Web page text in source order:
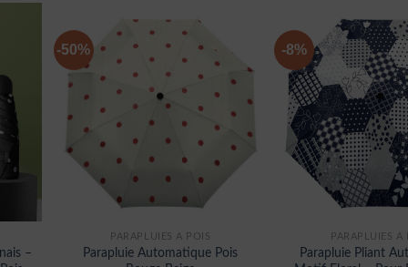
–
-50%
PARAPLUIES À POIS
Parapluie Automatique Pois
-8%
PARAPLUIES À
Parapluie Pliant